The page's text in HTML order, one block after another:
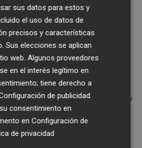
Repsol, para exportar
del Caribe, dándoles de
mayo para poner fin a
directo y abierto
estadounidenses y
para mantener
nuestra actividad en
Así que estamos
sus datos para estos y
el uso de datos de
precisos y características
Sus elecciones se aplican
web. Algunos proveedores
en el interés legítimo en
tiene derecho a
de publicidad.
consentimiento en
enConfiguración de
de privacidad